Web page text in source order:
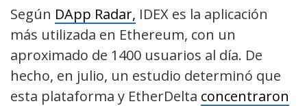
Según DApp Radar, IDEX es la aplicación
más utilizada en Ethereum, con un
aproximado de 1400 usuarios al día. De
hecho, en julio, un estudio determinó que
esta plataforma y EtherDelta concentraron